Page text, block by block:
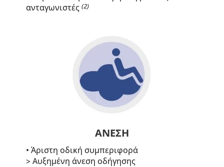
ανταγωνιστές (2)
ΑΝΕΣΗ
• Άριστη οδική συμπεριφορά
> Αυξημένη άνεση οδήγησης